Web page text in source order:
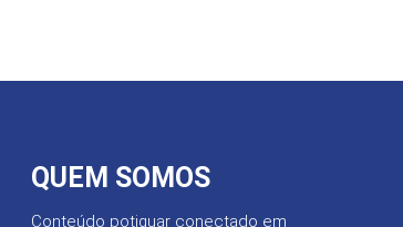
QUEM SOMOS
Conteúdo potiguar conectado em